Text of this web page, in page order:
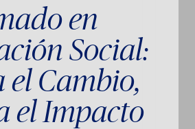
en
Social:
el Cambio,
el Impacto